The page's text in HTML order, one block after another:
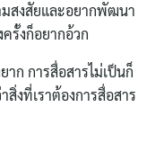
มสงสัยและอยากพัฒนา
ครั้งก็อยากอ้วก
าก การสื่อสารไม่เป็นก็
สิ่งที่เราต้องการสื่อสาร